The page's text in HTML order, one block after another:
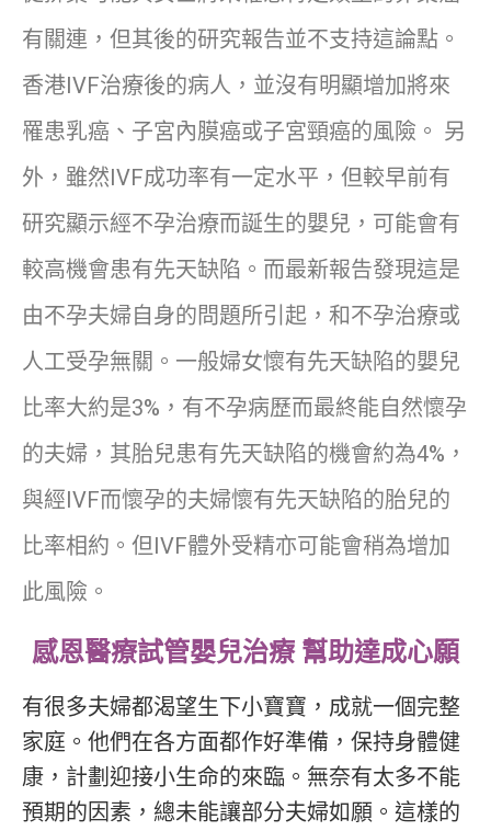
有關連，但其後的研究報告並不支持這論點。
香港IVF治療後的病人，並沒有明顯增加將來
罹患乳癌、子宮內膜癌或子宮頸癌的風險。 另
外，雖然IVF成功率有一定水平，但較早前有
研究顯示經不孕治療而誕生的嬰兒，可能會有
較高機會患有先天缺陷。而最新報告發現這是
由不孕夫婦自身的問題所引起，和不孕治療或
人工受孕無關。一般婦女懷有先天缺陷的嬰兒
比率大約是3%，有不孕病歷而最終能自然懷孕
的夫婦，其胎兒患有先天缺陷的機會約為4%，
與經IVF而懷孕的夫婦懷有先天缺陷的胎兒的
比率相約。但IVF體外受精亦可能會稍為增加
此風險。
感恩醫療試管嬰兒治療 幫助達成心願
有很多夫婦都渴望生下小寶寶，成就一個完整
家庭。他們在各方面都作好準備，保持身體健
康，計劃迎接小生命的來臨。無奈有太多不能
預期的因素，總未能讓部分夫婦如願。這樣的